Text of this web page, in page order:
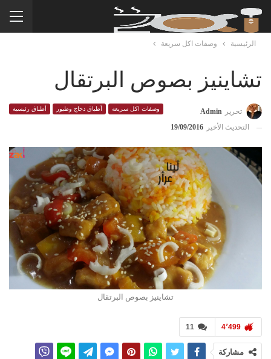
الرئيسية وصفات اكل سريعة
تشاينيز بصوص البرتقال
وصفات اكل سريعة أطباق دجاج وطيور أطباق رئيسية تحرير
Admin
التحديث الأخير
19/09/2016
تشاينيز بصوص البرتقال
11 4٬499
مشاركة